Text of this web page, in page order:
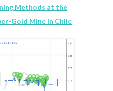
Methods at the
Gold Mine in Chile